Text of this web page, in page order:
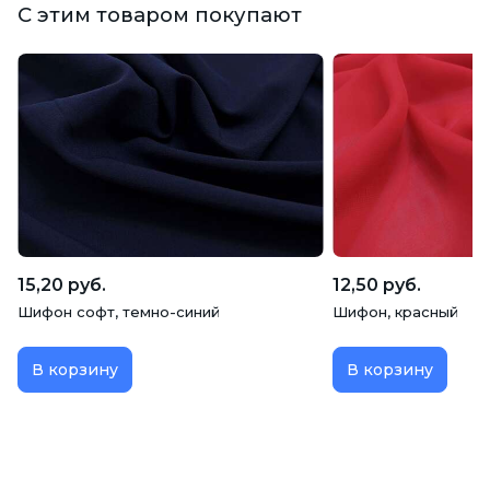
С этим товаром покупают
15,20 руб.
Шифон софт, темно-синий
В корзину
12,50 руб.
Шифон, красный
В корзину